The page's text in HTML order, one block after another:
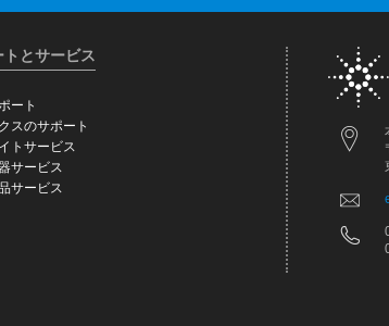
トとサービス
ート
スのサポート
トサービス
サービス
サービス